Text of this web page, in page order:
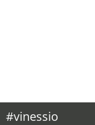
#vinessio